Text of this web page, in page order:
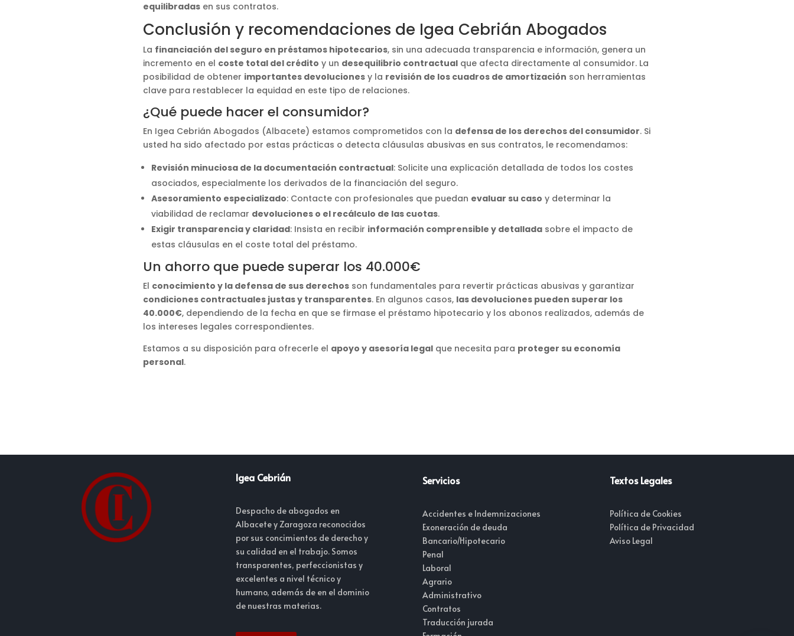
equilibradasen sus contratos.
Conclusión y recomendaciones de Igea Cebrián Abogados
La financiación del seguro en préstamos hipotecarios, sin una adecuada transparencia e información, genera un
incremento en el coste total del crédito y un desequilibrio contractualque afecta directamente al consumidor. La
posibilidad de obtener importantes devolucionesy la revisión de los cuadros de amortización son herramientas
clave para restablecer la equidad en este tipo de relaciones.
¿Qué puede hacer el consumidor?
En Igea Cebrián Abogados (Albacete) estamos comprometidos con la defensa de los derechos del consumidor. Si
usted ha sido afectado por estas prácticas o detecta cláusulas abusivas en sus contratos, le recomendamos:
Revisión minuciosa de la documentación contractual: Solicite una explicación detallada de todos los costes
asociados, especialmente los derivados de la financiación del seguro.
Asesoramiento especializado: Contacte con profesionales que puedan evaluar su caso y determinar la
viabilidad de reclamar devoluciones o el recálculo de las cuotas.
Exigir transparencia y claridad: Insista en recibir información comprensible y detalladasobre el impacto de
estas cláusulas en el coste total del préstamo.
Un ahorro que puede superar los 40.000€
El conocimiento y la defensa de sus derechosson fundamentales para revertir prácticas abusivas y garantizar
condiciones contractuales justas y transparentes. En algunos casos, las devoluciones pueden superar los
40.000€, dependiendo de la fecha en que se firmase el préstamo hipotecario y los abonos realizados, además de
los intereses legales correspondientes.
Estamos a su disposición para ofrecerle el apoyo y asesoría legalque necesita para proteger su economía
personal.
Igea Cebrián
Despacho de abogados en
Albacete y Zaragoza reconocidos
por sus concimientos de derecho y
su calidad en el trabajo. Somos
transparentes, perfeccionistas y
excelentes a nivel técnico y
humano, además de en el dominio
de nuestras materias.
Servicios
Accidentes e Indemnizaciones
Exoneración de deuda
Bancario/Hipotecario
Penal
Laboral
Agrario
Administrativo
Contratos
Traducción jurada
Textos Legales
Política de Cookies
Política de Privacidad
Aviso Legal